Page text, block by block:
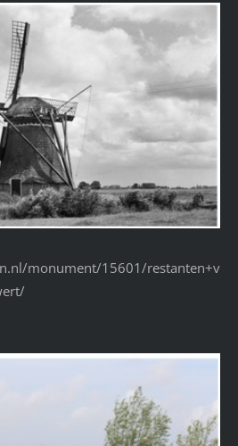
monument/15601/restanten+v